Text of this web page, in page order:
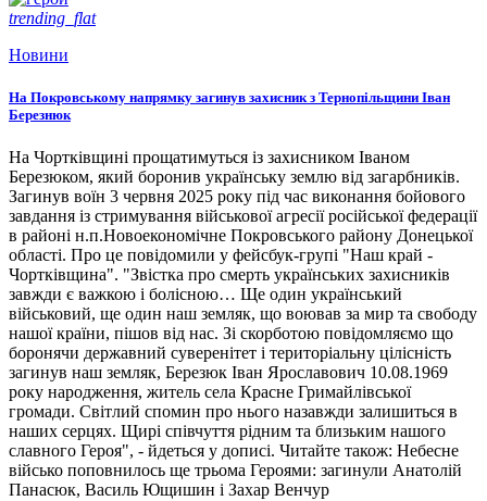
trending_flat
Новини
На Покровському напрямку загинув захисник з Тернопільщини Іван
Березнюк
На Чортківщині прощатимуться із захисником Іваном
Березюком, який боронив українську землю від загарбників.
Загинув воїн 3 червня 2025 року під час виконання бойового
завдання із стримування військової агресії російської федерації
в районі н.п.Новоекономічне Покровського району Донецької
області. Про це повідомили у фейсбук-групі "Наш край -
Чортківщина". "Звістка про смерть українських захисників
завжди є важкою і болісною… Ще один український
військовий, ще один наш земляк, що воював за мир та свободу
нашої країни, пішов від нас. Зі скорботою повідомляємо що
боронячи державний суверенітет і територіальну цілісність
загинув наш земляк, Березюк Іван Ярославович 10.08.1969
року народження, житель села Красне Гримайлівської
громади. Світлий спомин про нього назавжди залишиться в
наших серцях. Щирі співчуття рідним та близьким нашого
славного Героя", - йдеться у дописі. Читайте також: Небесне
військо поповнилось ще трьома Героями: загинули Анатолій
Панасюк, Василь Ющишин і Захар Венчур